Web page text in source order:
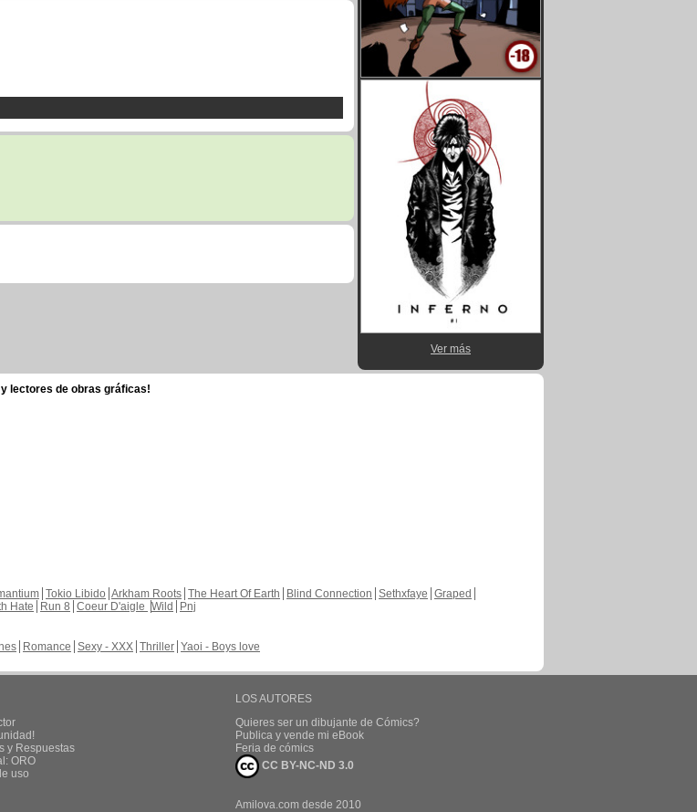
Ver más
lectores de obras gráficas!
Tokio Libido Arkham Roots The Heart Of Earth Blind Connection Sethxfaye Graped
Hate Run 8 Coeur D'aigle Wild
Pnj
Romance Sexy - XXX Thriller Yaoi - Boys love
y Respuestas
ORO
uso
LOS AUTORES
Quieres ser un dibujante de Cómics?
Publica y vende mi eBook
Feria de cómics
CC BY-NC-ND 3.0
Amilova.com desde 2010